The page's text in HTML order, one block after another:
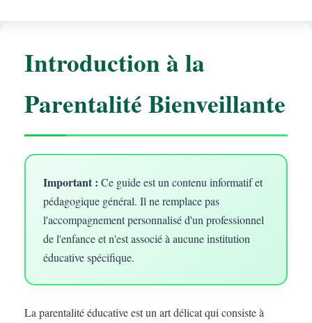
Introduction à la
Parentalité Bienveillante
Important : Ce guide est un contenu informatif et
pédagogique général. Il ne remplace pas
l'accompagnement personnalisé d'un professionnel
de l'enfance et n'est associé à aucune institution
éducative spécifique.
La parentalité éducative est un art délicat qui consiste à